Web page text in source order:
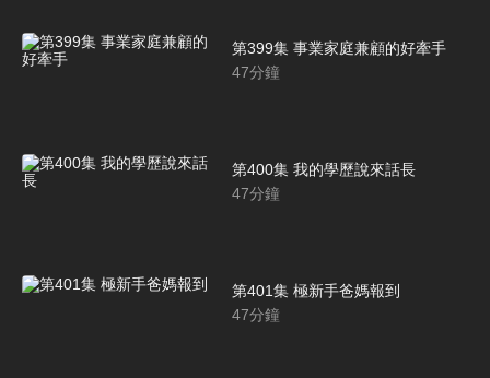
第399集 事業家庭兼顧的好牽手
47分鐘
第400集 我的學歷說來話長
47分鐘
第401集 極新手爸媽報到
47分鐘